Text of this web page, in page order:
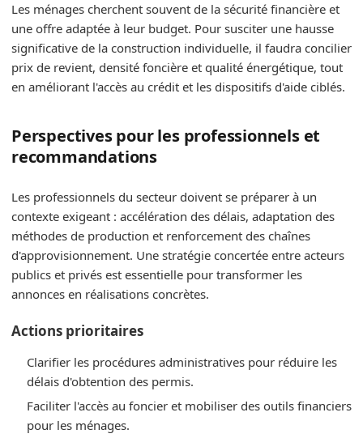
Les ménages cherchent souvent de la sécurité financière et
une offre adaptée à leur budget. Pour susciter une hausse
significative de la construction individuelle, il faudra concilier
prix de revient, densité foncière et qualité énergétique, tout
en améliorant l'accès au crédit et les dispositifs d'aide ciblés.
Perspectives pour les professionnels et
recommandations
Les professionnels du secteur doivent se préparer à un
contexte exigeant : accélération des délais, adaptation des
méthodes de production et renforcement des chaînes
d'approvisionnement. Une stratégie concertée entre acteurs
publics et privés est essentielle pour transformer les
annonces en réalisations concrètes.
Actions prioritaires
Clarifier les procédures administratives pour réduire les
délais d'obtention des permis.
Faciliter l'accès au foncier et mobiliser des outils financiers
pour les ménages.